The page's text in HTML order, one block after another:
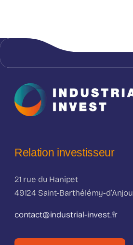
Relation investisseur
21 rue du Hanipet
49124 Saint-Barthélémy-d’Anjou
contact@industrial-invest.fr